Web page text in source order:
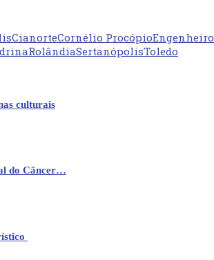
CianorteCornélio ProcópioEngenheiro
RolândiaSertanópolisToledo
culturais
do Câncer…